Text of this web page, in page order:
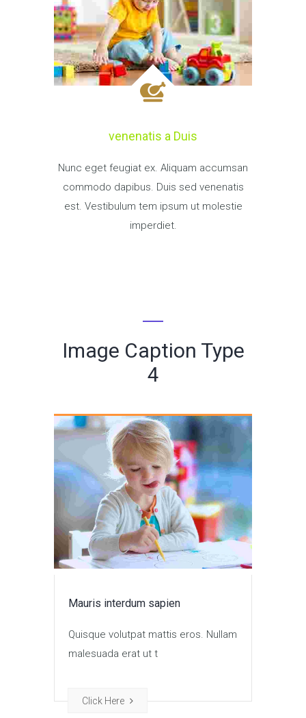
venenatis a Duis
Nunc eget feugiat ex. Aliquam accumsan
commodo dapibus. Duis sed venenatis
est. Vestibulum tem ipsum ut molestie
imperdiet.
Image Caption Type
4
Mauris interdum sapien
Quisque volutpat mattis eros. Nullam
malesuada erat ut t
Click Here